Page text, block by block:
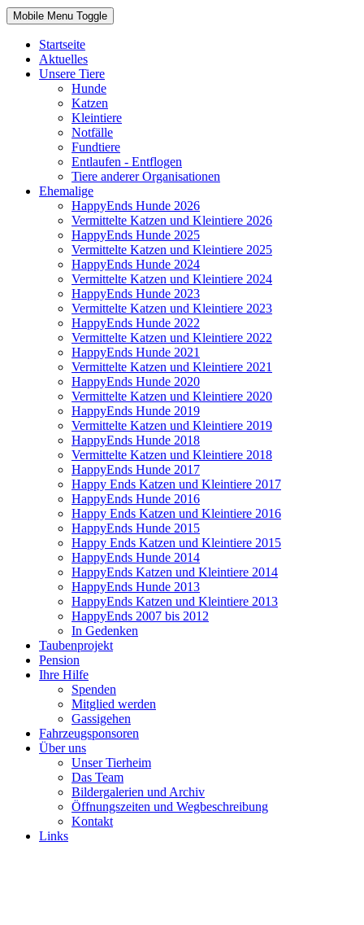
Mobile Menu Toggle
Startseite
Aktuelles
Unsere Tiere
Hunde
Katzen
Kleintiere
Notfälle
Fundtiere
Entlaufen - Entflogen
Tiere anderer Organisationen
Ehemalige
HappyEnds Hunde 2026
Vermittelte Katzen und Kleintiere 2026
HappyEnds Hunde 2025
Vermittelte Katzen und Kleintiere 2025
HappyEnds Hunde 2024
Vermittelte Katzen und Kleintiere 2024
HappyEnds Hunde 2023
Vermittelte Katzen und Kleintiere 2023
HappyEnds Hunde 2022
Vermittelte Katzen und Kleintiere 2022
HappyEnds Hunde 2021
Vermittelte Katzen und Kleintiere 2021
HappyEnds Hunde 2020
Vermittelte Katzen und Kleintiere 2020
HappyEnds Hunde 2019
Vermittelte Katzen und Kleintiere 2019
HappyEnds Hunde 2018
Vermittelte Katzen und Kleintiere 2018
HappyEnds Hunde 2017
Happy Ends Katzen und Kleintiere 2017
HappyEnds Hunde 2016
Happy Ends Katzen und Kleintiere 2016
HappyEnds Hunde 2015
Happy Ends Katzen und Kleintiere 2015
HappyEnds Hunde 2014
HappyEnds Katzen und Kleintiere 2014
HappyEnds Hunde 2013
HappyEnds Katzen und Kleintiere 2013
HappyEnds 2007 bis 2012
In Gedenken
Taubenprojekt
Pension
Ihre Hilfe
Spenden
Mitglied werden
Gassigehen
Fahrzeugsponsoren
Über uns
Unser Tierheim
Das Team
Bildergalerien und Archiv
Öffnungszeiten und Wegbeschreibung
Kontakt
Links